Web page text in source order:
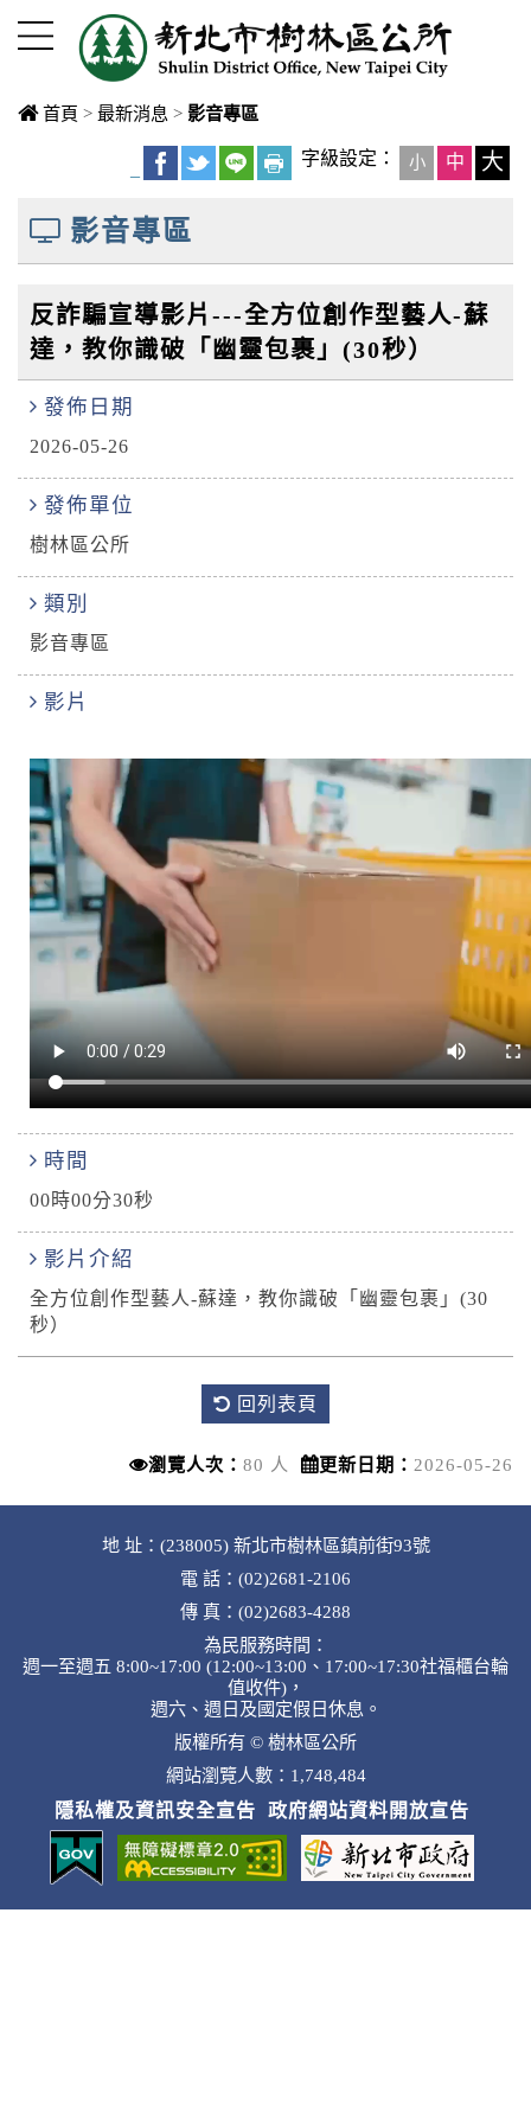
進入內容區塊
首頁 > 最新消息 > 影音專區
字級設定： 小 中 大
影音專區
反詐騙宣導影片---全方位創作型藝人-蘇
達，教你識破「幽靈包裹」(30秒）
發佈日期
2026-05-26
發佈單位
樹林區公所
類別
影音專區
影片
時間
00時00分30秒
影片介紹
全方位創作型藝人-蘇達，教你識破「幽靈包裹」(30
秒）
回列表頁
瀏覽人次： 80 人 更新日期： 2026-05-26
地 址：(238005) 新北市樹林區鎮前街93號
電 話：(02)2681-2106
傳 真：(02)2683-4288
為民服務時間：
週一至週五 8:00~17:00 (12:00~13:00、17:00~17:30社福櫃台輪
值收件)，
週六、週日及國定假日休息。
版權所有 © 樹林區公所
網站瀏覽人數：1,748,484
隱私權及資訊安全宣告
政府網站資料開放宣告